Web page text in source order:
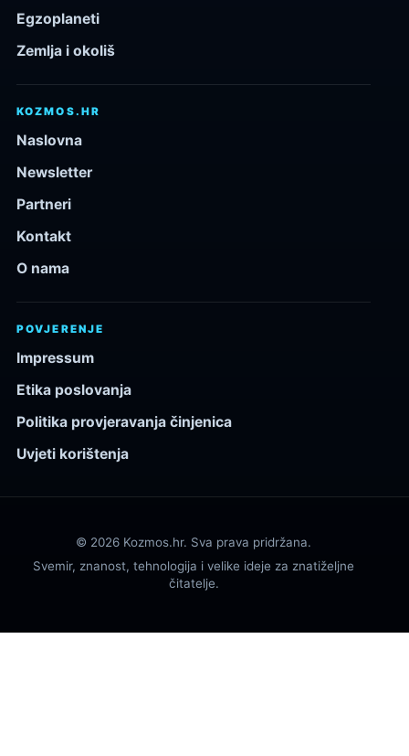
Egzoplaneti
Zemlja i okoliš
KOZMOS.HR
Naslovna
Newsletter
Partneri
Kontakt
O nama
POVJERENJE
Impressum
Etika poslovanja
Politika provjeravanja činjenica
Uvjeti korištenja
© 2026 Kozmos.hr. Sva prava pridržana.
Svemir, znanost, tehnologija i velike ideje za znatiželjne
čitatelje.